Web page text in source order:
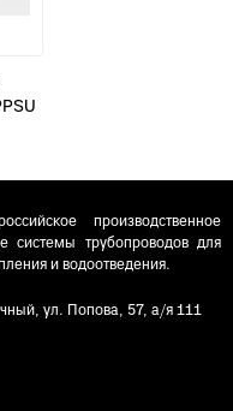
производственное
системы трубопроводов для
и водоотведения.
ул. Попова, 57, а/я 111